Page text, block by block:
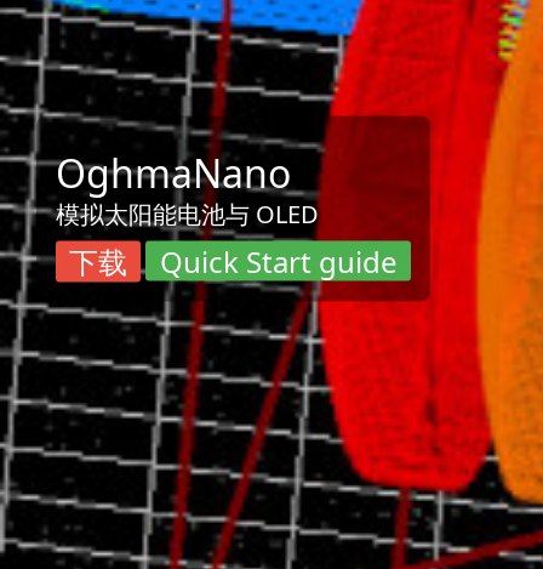
OghmaNano
模拟太阳能电池与 OLED
下载 Quick Start guide